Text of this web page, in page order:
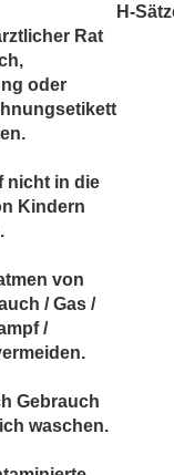
H-
Rat
oder
nicht in die
Kindern
von
/ Gas /
/
Gebrauch
waschen.